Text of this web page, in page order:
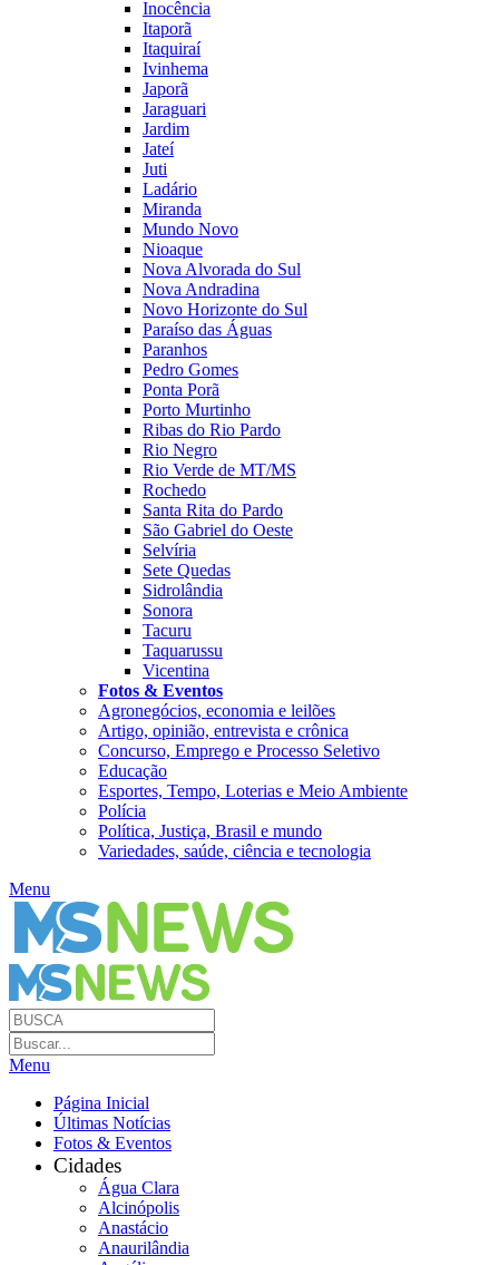
Inocência
Itaporã
Itaquiraí
Ivinhema
Japorã
Jaraguari
Jardim
Jateí
Juti
Ladário
Miranda
Mundo Novo
Nioaque
Nova Alvorada do Sul
Nova Andradina
Novo Horizonte do Sul
Paraíso das Águas
Paranhos
Pedro Gomes
Ponta Porã
Porto Murtinho
Ribas do Rio Pardo
Rio Negro
Rio Verde de MT/MS
Rochedo
Santa Rita do Pardo
São Gabriel do Oeste
Selvíria
Sete Quedas
Sidrolândia
Sonora
Tacuru
Taquarussu
Vicentina
Fotos & Eventos
Agronegócios, economia e leilões
Artigo, opinião, entrevista e crônica
Concurso, Emprego e Processo Seletivo
Educação
Esportes, Tempo, Loterias e Meio Ambiente
Polícia
Política, Justiça, Brasil e mundo
Variedades, saúde, ciência e tecnologia
Menu
Menu
Página Inicial
Últimas Notícias
Fotos & Eventos
Cidades
Água Clara
Alcinópolis
Anastácio
Anaurilândia